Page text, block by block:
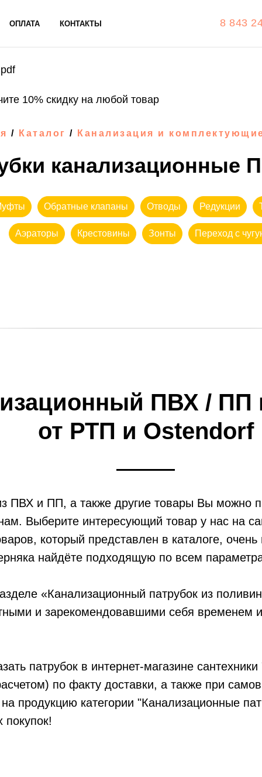
ОПЛАТА КОНТАКТЫ 8 843
10% скидку на любой товар
/ Каталог / Канализация и
канализационные
Обратные клапаны Отводы Редукции
Аэраторы Крестовины Зонты Переход с
ПВХ / ПП
от РТП и Ostendorf
ПВХ и ПП, а также другие товары Вы можно
Выберите интересующий товар у нас на
который представлен в каталоге,
найдёте подходящую по всем
«Канализационный патрубок из
и зарекомендовавшими себя временем
патрубок в интернет-магазине
по факту доставки, а также при
продукцию категории "Канализационные
покупок!